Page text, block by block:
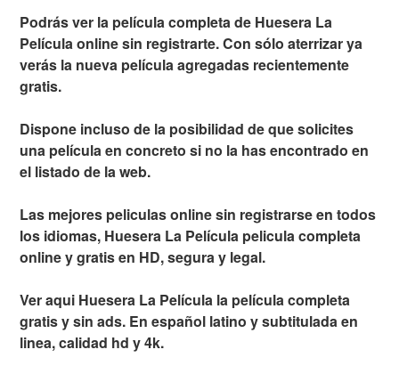
Podrás ver la película completa de Huesera La
Película online sin registrarte. Con sólo aterrizar ya
verás la nueva película agregadas recientemente
gratis.
Dispone incluso de la posibilidad de que solicites
una película en concreto si no la has encontrado en
el listado de la web.
Las mejores peliculas online sin registrarse en todos
los idiomas, Huesera La Película pelicula completa
online y gratis en HD, segura y legal.
Ver aqui Huesera La Película la película completa
gratis y sin ads. En español latino y subtitulada en
linea, calidad hd y 4k.